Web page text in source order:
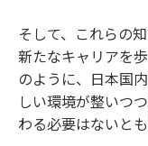
そして、これらの
新たなキャリアを
のように、日本国
しい環境が整いつ
わる必要はないとも